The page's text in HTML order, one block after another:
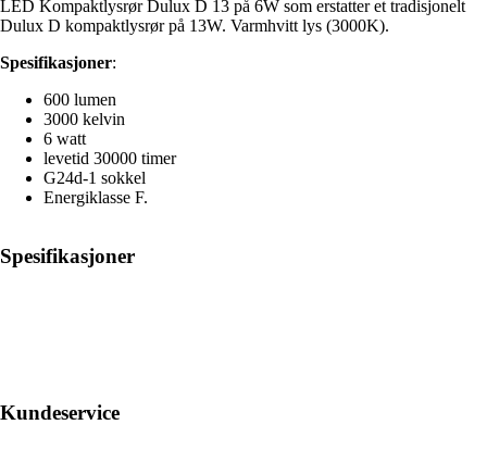
LED Kompaktlysrør Dulux D 13 på 6W som erstatter et tradisjonelt
Dulux D kompaktlysrør på 13W. Varmhvitt lys (3000K).
Spesifikasjoner:
600 lumen
3000 kelvin
6 watt
levetid 30000 timer
G24d-1 sokkel
Energiklasse F.
Spesifikasjoner
Kundeservice